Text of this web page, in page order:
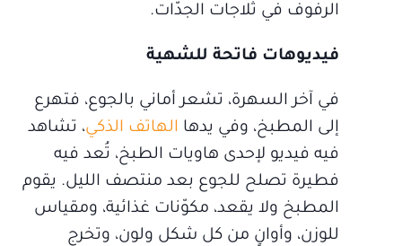
الرفوف في ثلاجات الجدّات.
فيديوهات فاتحة للشهية
في آخر السهرة، تشعر أماني بالجوع، فتهرع
إلى المطبخ، وفي يدها الهاتف الذكي، تشاهد
فيه فيديو لإحدى هاويات الطبخ، تُعد فيه
فطيرة تصلح للجوع بعد منتصف الليل. يقوم
المطبخ ولا يقعد، مكوّنات غذائية، ومقياس
للوزن، وأوانٍ من كل شكل ولون، وتخرج